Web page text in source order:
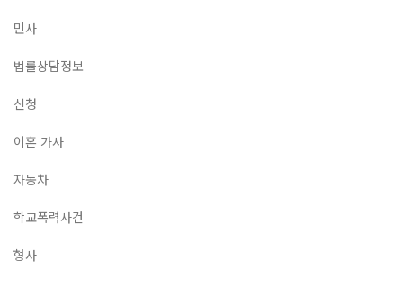
민사
법률상담정보
신청
이혼 가사
자동차
학교폭력사건
형사